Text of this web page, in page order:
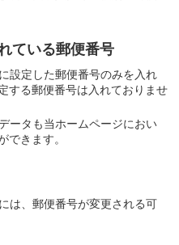
ている郵便番号
設定した郵便番号のみを入れ
する郵便番号は入れておりませ
ータも当ホームページにおい
できます。
は、郵便番号が変更される可